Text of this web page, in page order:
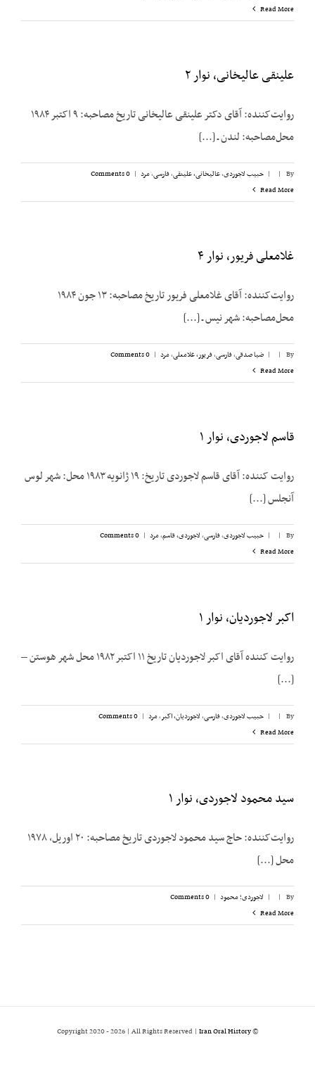
Read More
علینقی عالیخانی، نوار ۲
روایت‌کننده: آقای دکتر علینقی عالیخانی تاریخ مصاحبه: ۹ اکتبر ۱۹۸۴
محل‌مصاحبه: لندن ـ [...]
By
|
| حبیب لاجوردی,عالیخانی، علینقی,فارسی,مرد |
0 Comments
Read More
غلامعلی فریور، نوار ۴
روایت‌کننده: آقای غلامعلی فریور تاریخ مصاحبه: ۱۳ جون ۱۹۸۴
محل‌مصاحبه: شهر نیس ـ [...]
By
|
| ضیا صدقی,فارسی,فریور، غلامعلی,مرد |
0 Comments
Read More
قاسم لاجوردی، نوار ۱
روایت کننده: آقای قاسم لاجوردی تاریخ: ۱۹ ژانویه ۱۹۸۳ محل: شهر لوس
آنجلس [...]
By
|
| حبیب لاجوردی,فارسی,لاجوردی، قاسم,مرد |
0 Comments
Read More
اکبر لاجوردیان، نوار ۱
روایت کننده آقای اکبر لاجوردیان تاریخ ۱۱ اکتبر ۱۹۸۲ محل شهر هوستن –
[...]
By
|
| حبیب لاجوردی,فارسی,لاجوردیان، اکبر,مرد |
0 Comments
Read More
سید محمود لاجوردی، نوار ۱
روایت‌کننده: حاج سید محمود لاجوردی تاریخ مصاحبه: ۲۰ اوریل، ۱۹۷۸
محل [...]
By
|
| لاجوردی؛ محمود |
0 Comments
Read More
© Copyright 2020 -
2026 | All Rights Reserved | Iran Oral History